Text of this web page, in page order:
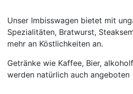
Unser Imbisswagen bietet mit
Spezialitäten, Bratwurst,
mehr an Köstlichkeiten an.
Getränke wie Kaffee, Bier,
werden natürlich auch angeboten